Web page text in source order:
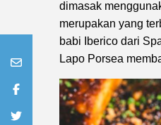
dimasak
merupakan yang
babi Iberico dari
Lapo Porsea